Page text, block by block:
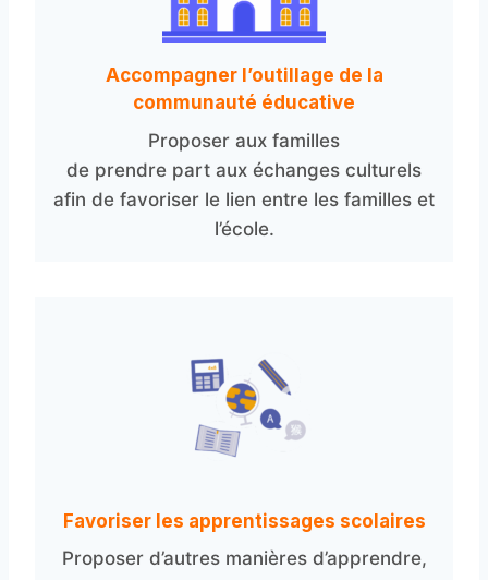
Accompagner l’outillage de la
communauté éducative
Proposer aux familles
de prendre part aux échanges culturels
afin de favoriser le lien entre les familles et
l’école.
Favoriser les apprentissages scolaires
Proposer d’autres manières d’apprendre,